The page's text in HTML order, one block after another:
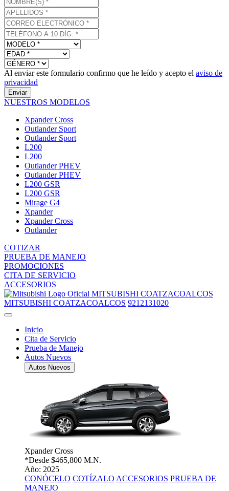
Al enviar este formulario confirmo que he leído y acepto el aviso de
privacidad
Enviar
NUESTROS MODELOS
Xpander Cross
Outlander Sport
Outlander Sport
L200
L200
Outlander PHEV
Outlander PHEV
L200 GSR
L200 GSR
Mirage G4
Xpander
Xpander Cross
Outlander
COTIZAR
PRUEBA DE MANEJO
PROMOCIONES
CITA DE SERVICIO
ACCESORIOS
MITSUBISHI COATZACOALCOS
MITSUBISHI COATZACOALCOS 9212131020
Inicio
Cita de Servicio
Prueba de Manejo
Autos Nuevos
Autos Nuevos
Xpander Cross
*Desde $465,800 M.N.
Año: 2025
CONÓCELO COTÍZALO ACCESORIOS PRUEBA DE
MANEJO